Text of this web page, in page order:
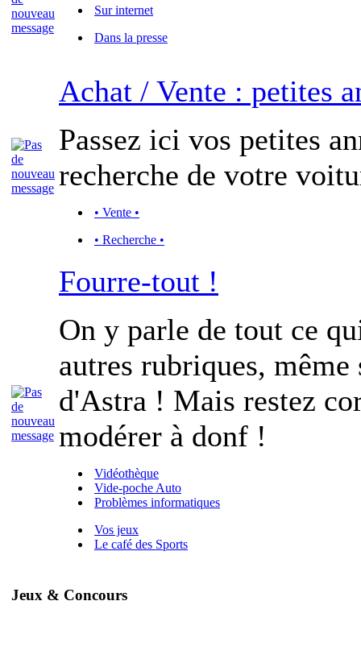
Sur internet
Dans la presse
Achat / Vente : petites
Passez ici vos petites
recherche de votre
• Vente •
• Recherche •
Fourre-tout !
On y parle de tout ce
autres rubriques, même
d'Astra ! Mais restez
modérer à donf !
Vidéothèque
Vide-poche Auto
Problèmes informatiques
Vos jeux
Le café des Sports
Jeux & Concours